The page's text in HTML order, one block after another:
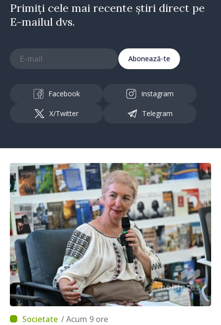
Primiți cele mai recente știri direct pe
E-mailul dvs.
Abonează-te
Facebook Instagram
X/Twitter Telegram
/ Acum 9 ore